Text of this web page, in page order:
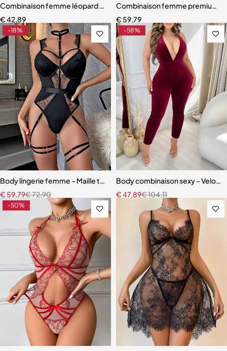
Combinaison femme léopard – Barboteuse près du corps à col
€42,89
Combinaison femme premium
€ 59,79
-18%
Body lingerie femme – Maille transparente et coupe sculptante
€72,90
€ 59,79
-58%
Body combinaison sexy –
€104,11
€47,89
-50%